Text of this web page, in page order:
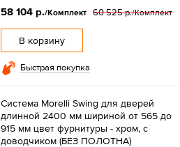
58 104 р./Комплект 60 525 р./Комплект
В корзину
Быстрая покупка
Система Morelli Swing для дверей
длинной 2400 мм шириной от 565 до
915 мм цвет фурнитуры - хром, с
доводчиком (БЕЗ ПОЛОТНА)